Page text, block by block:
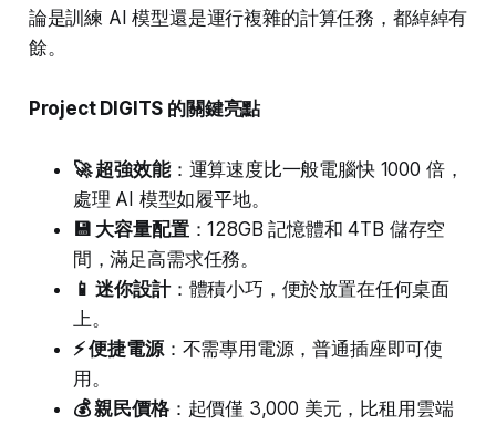
論是訓練 AI 模型還是運行複雜的計算任務，都綽綽有
餘。
Project DIGITS 的關鍵亮點
🚀 超強效能：運算速度比一般電腦快 1000 倍，
處理 AI 模型如履平地。
💾 大容量配置：128GB 記憶體和 4TB 儲存空
間，滿足高需求任務。
📱 迷你設計：體積小巧，便於放置在任何桌面
上。
⚡ 便捷電源：不需專用電源，普通插座即可使
用。
💰 親民價格：起價僅 3,000 美元，比租用雲端